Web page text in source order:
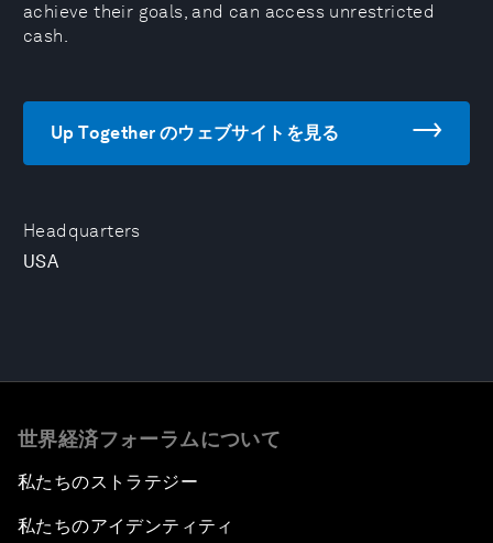
Headquarters
USA
achieve their goals, and can access unrestricted
cash.
Up Together のウェブサイトを見る
世界経済フォーラムについて
私たちのストラテジー
私たちのアイデンティティ